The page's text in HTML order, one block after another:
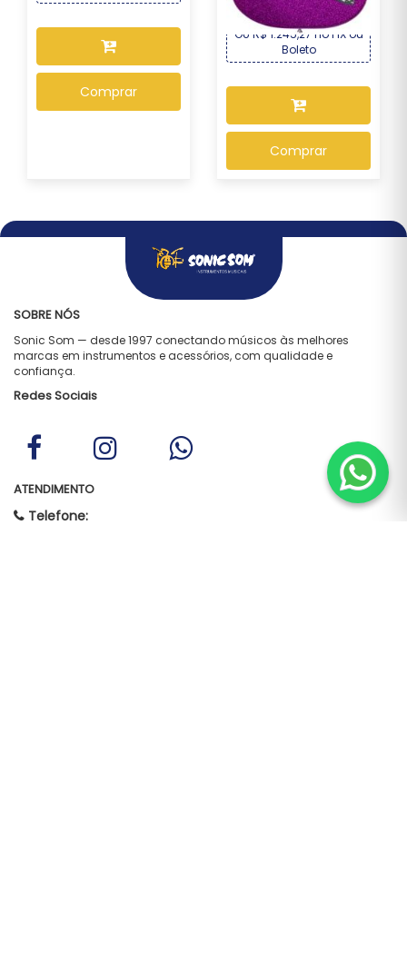
Comprar
OU R$ 1.245,27 no PIX ou
Boleto
Comprar
SOBRE NÓS
Sonic Som — desde 1997 conectando músicos às melhores
marcas em instrumentos e acessórios, com qualidade e
confiança.
Redes Sociais
ATENDIMENTO
Telefone: